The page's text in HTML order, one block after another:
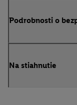
Podrobnosti o
Na stiahnutie